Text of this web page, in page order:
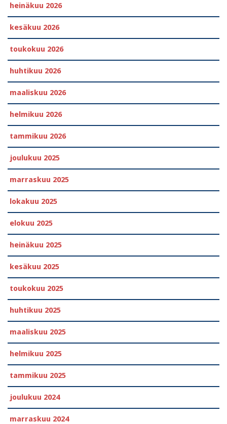
heinäkuu 2026
kesäkuu 2026
toukokuu 2026
huhtikuu 2026
maaliskuu 2026
helmikuu 2026
tammikuu 2026
joulukuu 2025
marraskuu 2025
lokakuu 2025
elokuu 2025
heinäkuu 2025
kesäkuu 2025
toukokuu 2025
huhtikuu 2025
maaliskuu 2025
helmikuu 2025
tammikuu 2025
joulukuu 2024
marraskuu 2024